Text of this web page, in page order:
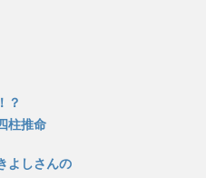
？
柱推命
よしさんの